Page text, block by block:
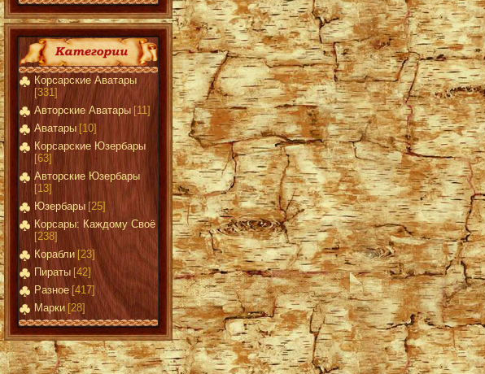
Корсарские Аватары
[331]
Авторские Аватары [11]
Аватары [10]
Корсарские Юзербары
[63]
Авторские Юзербары
[13]
Юзербары [25]
Корсары: Каждому Своё
[238]
Корабли [23]
Пираты [42]
Разное [417]
Марки [28]